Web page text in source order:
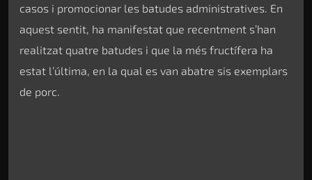
casos i promocionar les batudes administratives. En
aquest sentit, ha manifestat que recentment s’han
realitzat quatre batudes i que la més fructífera ha
estat l’última, en la qual es van abatre sis exemplars
de porc.